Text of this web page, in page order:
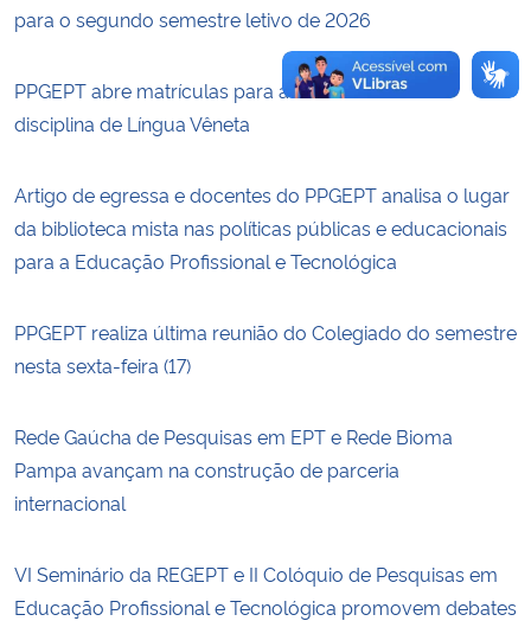
para o segundo semestre letivo de 2026
PPGEPT abre matrículas para a terceira turma da
disciplina de Língua Vêneta
Artigo de egressa e docentes do PPGEPT analisa o lugar
da biblioteca mista nas políticas públicas e educacionais
para a Educação Profissional e Tecnológica
PPGEPT realiza última reunião do Colegiado do semestre
nesta sexta-feira (17)
Rede Gaúcha de Pesquisas em EPT e Rede Bioma
Pampa avançam na construção de parceria
internacional
VI Seminário da REGEPT e II Colóquio de Pesquisas em
Educação Profissional e Tecnológica promovem debates